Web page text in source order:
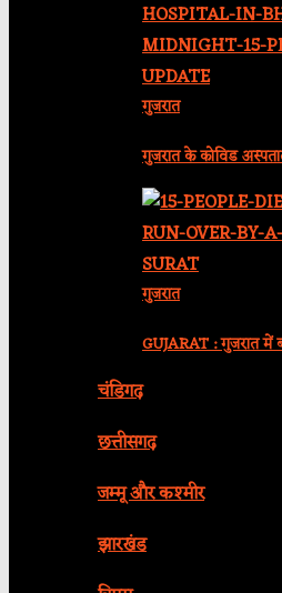
गुजरात
गुजरात के कोविड
गुजरात
GUJARAT : गुजरात में
चंडिगढ़
छत्तीसगढ़
जम्मू और कश्मीर
झारखंड